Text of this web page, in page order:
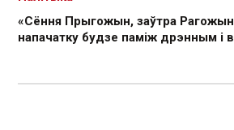
«Сёння Прыгожын, заўтра
напачатку будзе паміж дрэнным і